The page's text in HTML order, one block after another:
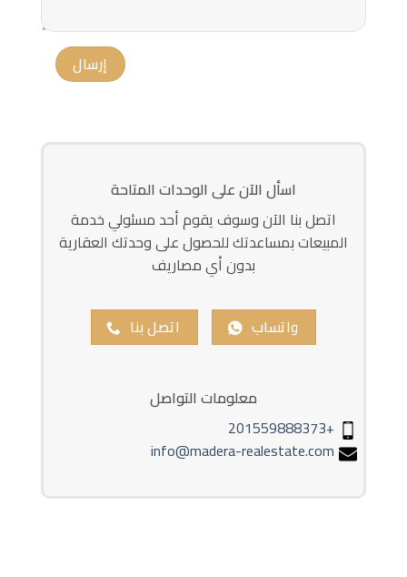
اسأل الآن على الوحدات المتاحة
اتصل بنا الآن وسوف يقوم أحد مسئولي خدمة
المبيعات بمساعدتك للحصول على وحدتك العقارية
بدون أي مصاريف
واتساب اتصل بنا
معلومات التواصل
+201559888373
info@madera-realestate.com